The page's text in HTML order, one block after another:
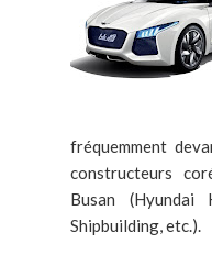
fréquemment
constructeurs
Busan (Hyundai
Shipbuilding, etc.).